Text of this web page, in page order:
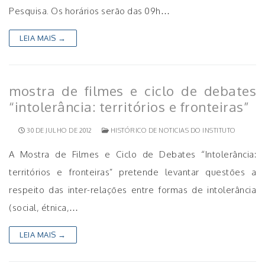
Pesquisa. Os horários serão das 09h…
LEIA MAIS →
mostra de filmes e ciclo de debates
“intolerância: territórios e fronteiras”
30 DE JULHO DE 2012 HISTÓRICO DE NOTICIAS DO INSTITUTO
A Mostra de Filmes e Ciclo de Debates “Intolerância:
territórios e fronteiras” pretende levantar questões a
respeito das inter-relações entre formas de intolerância
(social, étnica,…
LEIA MAIS →